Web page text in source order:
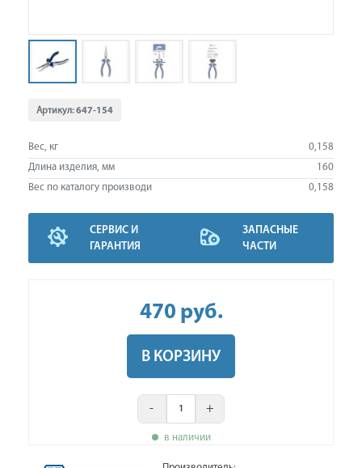
Артикул:647-154
Вес, кг
0,158
Длина изделия, мм
160
Вес по каталогу производи
0,158
СЕРВИС И
ГАРАНТИЯ
ЗАПАСНЫЕ
ЧАСТИ
470 руб.
В КОРЗИНУ
- +
в наличии